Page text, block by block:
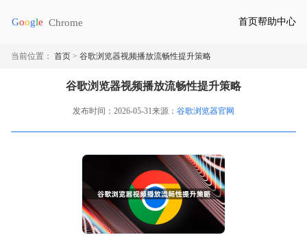
首页帮助中心
当前位置： 首页 > 谷歌浏览器视频播放流畅性提升策略
谷歌浏览器视频播放流畅性提升策略
发布时间：2026-05-31来源： 谷歌浏览器官网